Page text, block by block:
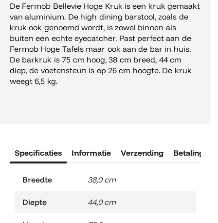
De Fermob Bellevie Hoge Kruk is een kruk gemaakt
van aluminium. De high dining barstool, zoals de
kruk ook genoemd wordt, is zowel binnen als
buiten een echte eyecatcher. Past perfect aan de
Fermob Hoge Tafels maar ook aan de bar in huis.
De barkruk is 75 cm hoog, 38 cm breed, 44 cm
diep, de voetensteun is op 26 cm hoogte. De kruk
weegt 6,5 kg.
Specificaties Informatie Verzending Betaling
Breedte 38,0 cm
Diepte 44,0 cm